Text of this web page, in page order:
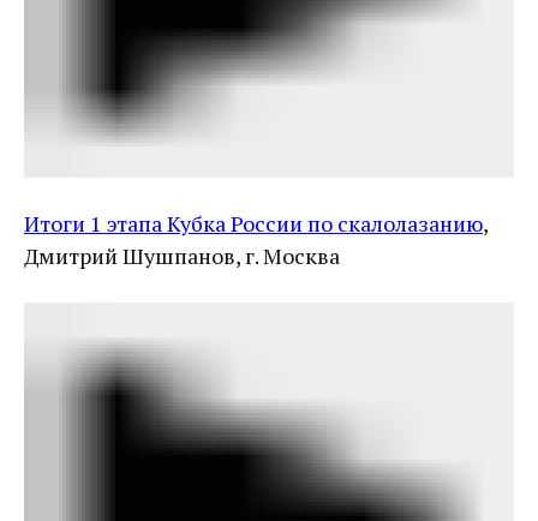
Итоги 1 этапа Кубка России по скалолазанию,
Дмитрий Шушпанов, г. Москва